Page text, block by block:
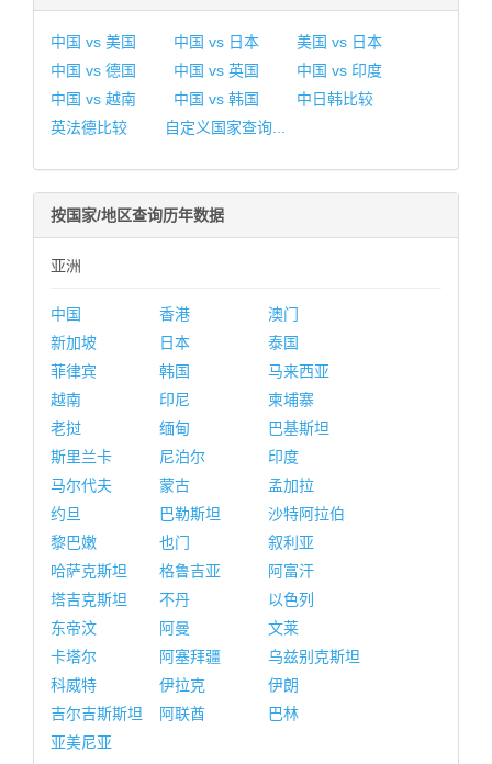
中国 vs 美国 中国 vs 日本
美国 vs 日本
中国 vs 德国
中国 vs 英国
中国 vs 印度
中国 vs 越南
中国 vs 韩国
中日韩比较
英法德比较
自定义国家查询...
按国家/地区查询历年数据
亚洲
中国 香港
澳门
新加坡
日本
泰国
菲律宾
韩国
马来西亚
越南
印尼
柬埔寨
老挝
缅甸
巴基斯坦
斯里兰卡
尼泊尔
印度
马尔代夫
蒙古
孟加拉
约旦
巴勒斯坦
沙特阿拉伯
黎巴嫩
也门
叙利亚
哈萨克斯坦
格鲁吉亚
阿富汗
塔吉克斯坦
不丹
以色列
东帝汶
阿曼
文莱
卡塔尔
阿塞拜疆
乌兹别克斯坦
科威特
伊拉克
伊朗
吉尔吉斯斯坦
阿联酋
巴林
亚美尼亚